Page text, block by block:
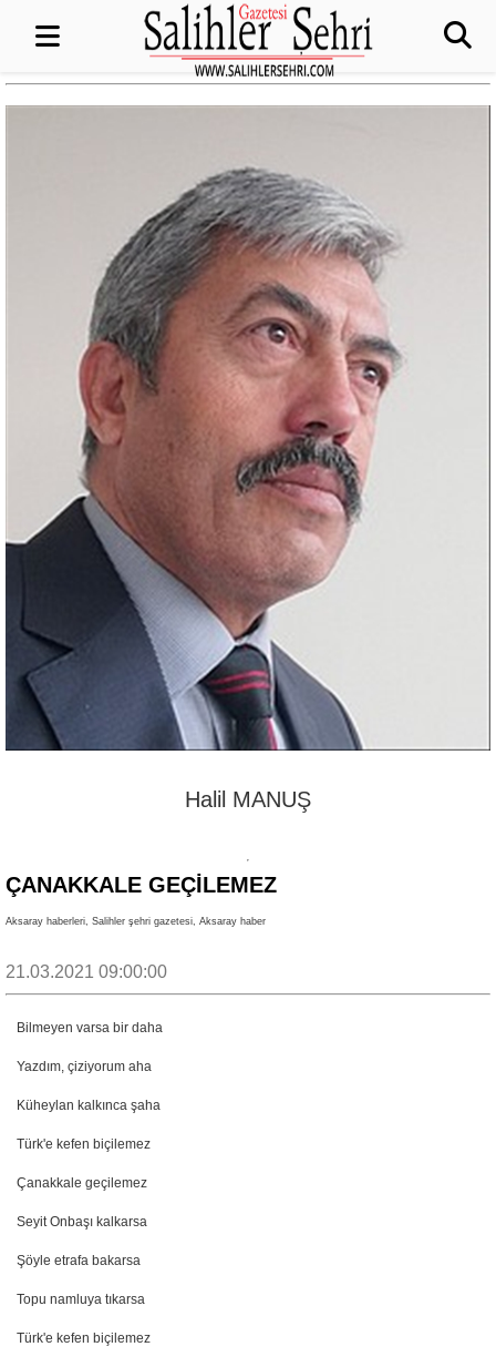
Halil MANUŞ
ÇANAKKALE GEÇİLEMEZ
Aksaray haberleri, Salihler şehri gazetesi, Aksaray haber
21.03.2021 09:00:00
Bilmeyen varsa bir daha
Yazdım, çiziyorum aha
Küheylan kalkınca şaha
Türk'e kefen biçilemez
Çanakkale geçilemez
Seyit Onbaşı kalkarsa
Şöyle etrafa bakarsa
Topu namluya tıkarsa
Türk'e kefen biçilemez